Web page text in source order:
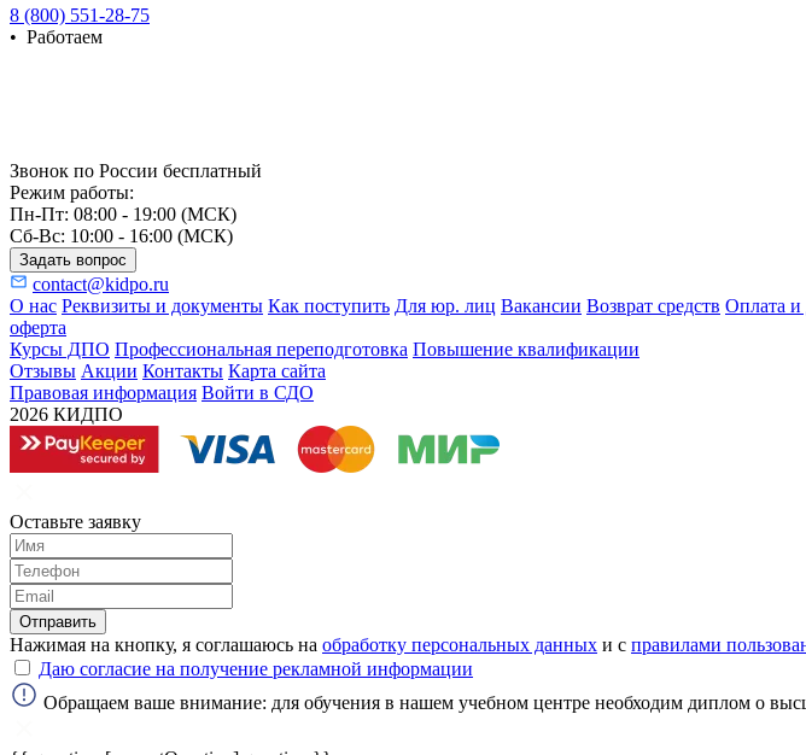
8 (800) 551-28-75
• Работаем
Звонок по России бесплатный
Режим работы:
Пн-Пт: 08:00 - 19:00 (МСК)
Сб-Вс: 10:00 - 16:00 (МСК)
Задать вопрос
contact@kidpo.ru
О нас Реквизиты и документы Как поступить Для юр. лиц Вакансии Возврат средств Оплата и
оферта
Курсы ДПО Профессиональная переподготовка Повышение квалификации
Отзывы Акции Контакты Карта сайта
Правовая информация Войти в СДО
2026 КИДПО
Оставьте заявку
Отправить
Нажимая на кнопку, я соглашаюсь на обработку персональных данных и с правилами
Даю согласие на получение рекламной информации
Обращаем ваше внимание: для обучения в нашем учебном центре необходим диплом о